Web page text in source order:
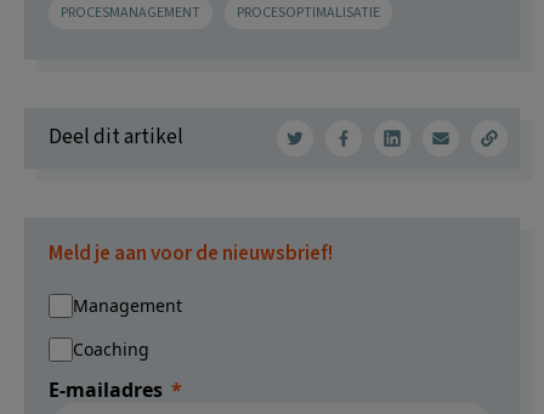
PROCESMANAGEMENT PROCESOPTIMALISATIE
Deel dit artikel
Meld je aan voor de nieuwsbrief!
Management
Coaching
E-mailadres